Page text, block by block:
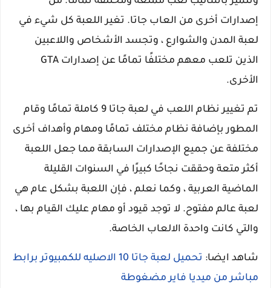
إصدارات أخرى من العاب جاتا. تغير اللعبة كل شيء في
لعبة المدن والشوارع ، وتجسد الأشخاص واللاعبين
الذين تلعب معهم مختلفًا تمامًا عن إصدارات GTA
الأخرى.
تم تغيير نظام اللعب في لعبة جاتا 9 كاملة تمامًا وقام
المطور بإضافة نظام مختلف تمامًا ومهام وأهداف أخرى
مختلفة عن جميع الإصدارات السابقة مما جعل اللعبة
أكثر متعة وحققت نجاحًا كبيرًا في السنوات القليلة
الماضية العربية ، وكما نعلم ، فإن اللعبة بشكل عام هي
لعبة عالم مفتوح. لا توجد قيود أو مهام عليك القيام بها ،
والتي كانت واحدة الالعاب الخاصة.
شاهد ايضا:
تحميل لعبة جاتا 10 الاصليه للكمبيوتر برابط
مباشر من ميديا فاير مضغوطة